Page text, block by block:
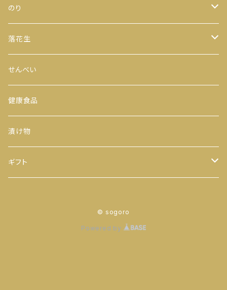
緑茶
100ｇ
200ｇ
玄米茶
茎茶
玉露
番茶
ほうじ茶
のり
全型
手巻のり
おにぎりのり
カットのり
八千代 八福神のり
落花生
からつき
平袋（中袋サイズ）
一期一会（小袋サイズ）
せんべい
健康食品
漬け物
ギフト
© sogoro
Powered by